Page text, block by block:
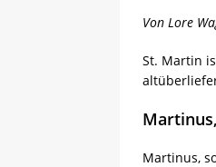
Von Lore
St. Martin
Martinus,